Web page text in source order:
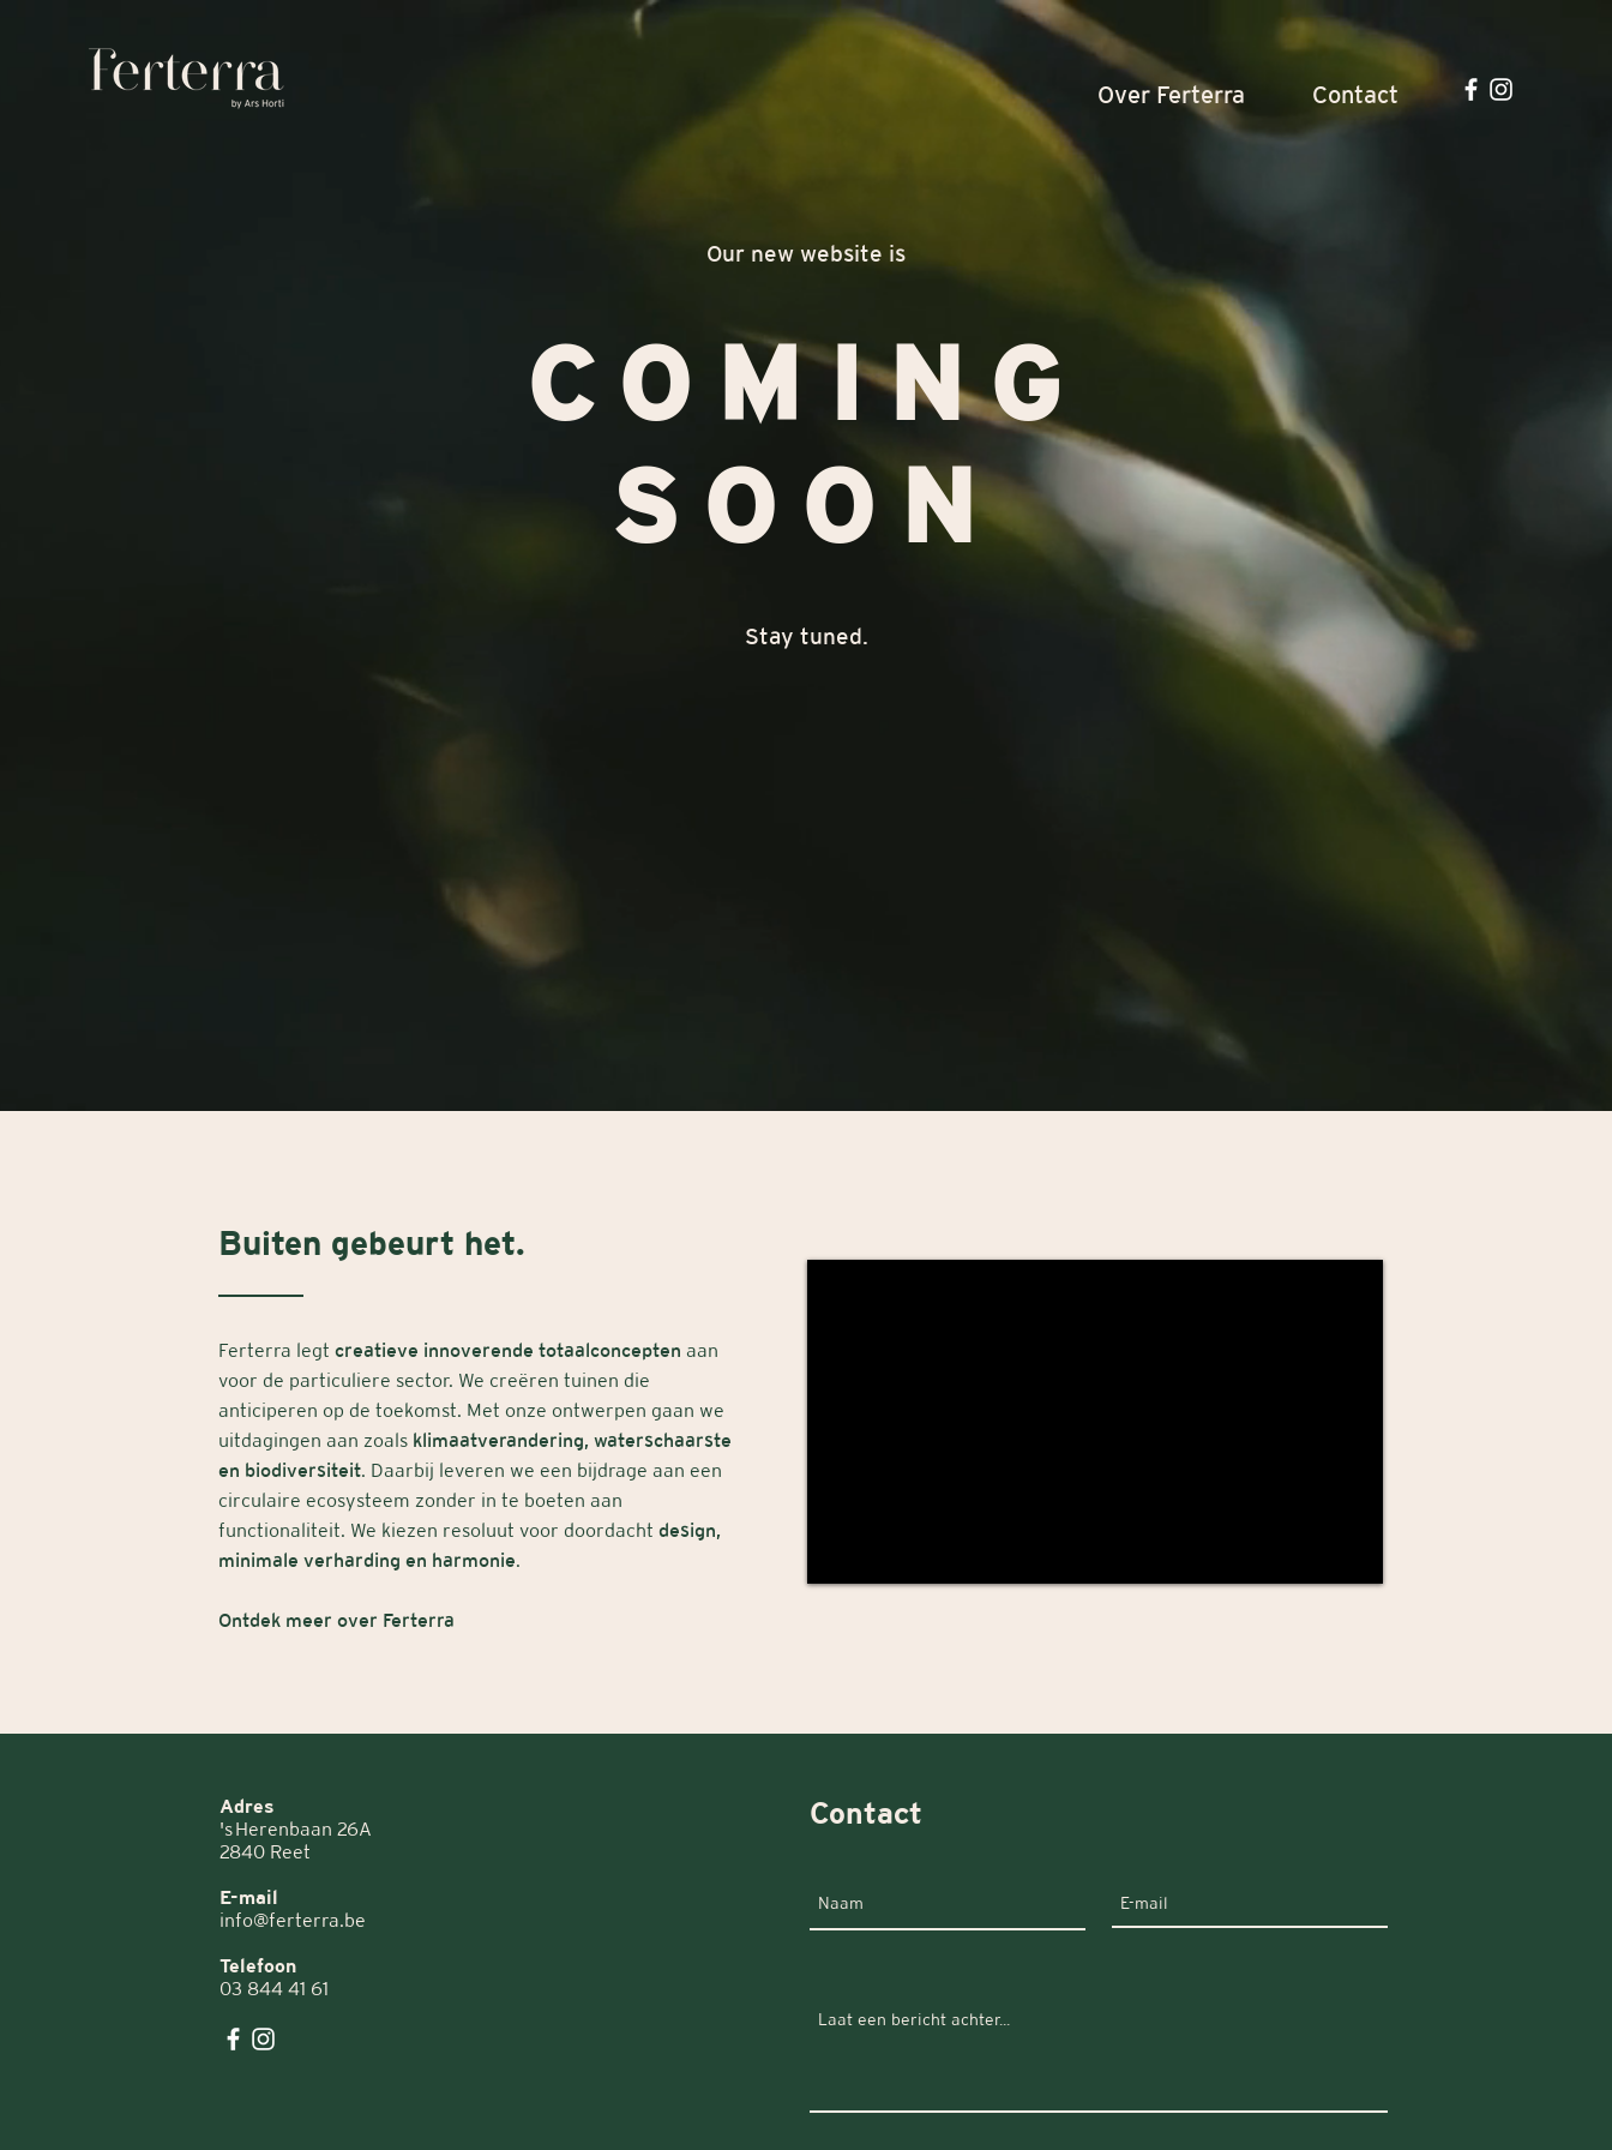
Over Ferterra Contact
Our new website is
COMING
SOON
Stay tuned.
Buiten gebeurt het.
Ferterra legt creatieve innoverende totaalconcepten aan
voor de particuliere sector. We creëren tuinen die
anticiperen op de toekomst. Met onze ontwerpen gaan we
uitdagingen aan zoals klimaatverandering, waterschaarste
en biodiversiteit. Daarbij leveren we een bijdrage aan een
circulaire ecosysteem zonder in te boeten aan
functionaliteit. We kiezen resoluut voor doordacht design,
minimale verharding en harmonie.
Ontdek meer over Ferterra
Adres
's Herenbaan 26A
2840 Reet
E-mail
info@ferterra.be
Telefoon
03 844 41 61
Contact